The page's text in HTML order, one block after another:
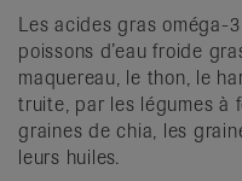
Les acides gras oméga-
poissons d’eau froide
maquereau, le thon, le
truite, par les légumes à
graines de chia, les
leurs huiles.